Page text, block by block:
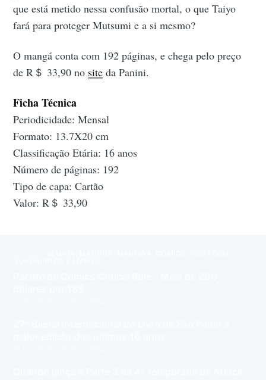
que está metido nessa confusão mortal, o que Taiyo
fará para proteger Mutsumi e a si mesmo?
O mangá conta com 192 páginas, e chega pelo preço
de R＄ 33,90 no site da Panini.
Ficha Técnica
Periodicidade: Mensal
Formato: 13.7X20 cm
Classificação Etária: 16 anos
Número de páginas: 192
Tipo de capa: Cartão
Valor: R＄ 33,90